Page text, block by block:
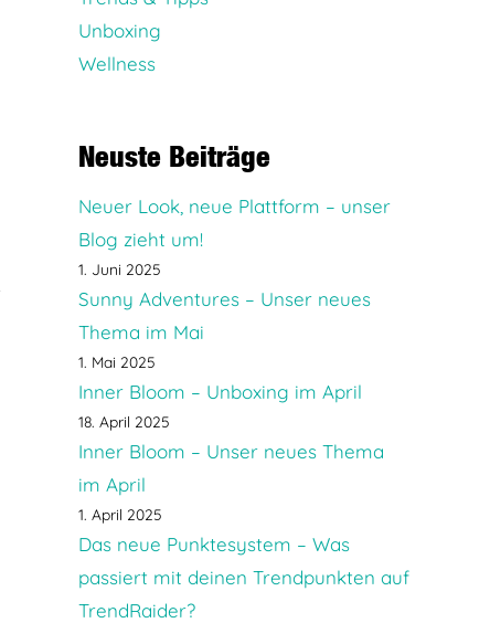
Unboxing
Wellness
Neuste Beiträge
Neuer Look, neue Plattform – unser
Blog zieht um!
1. Juni 2025
Sunny Adventures – Unser neues
Thema im Mai
1. Mai 2025
Inner Bloom – Unboxing im April
18. April 2025
Inner Bloom – Unser neues Thema
im April
1. April 2025
Das neue Punktesystem – Was
passiert mit deinen Trendpunkten auf
TrendRaider?